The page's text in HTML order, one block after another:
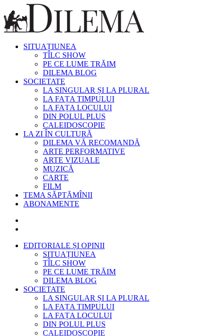
SITUAȚIUNEA
TÎLC SHOW
PE CE LUME TRĂIM
DILEMA BLOG
SOCIETATE
LA SINGULAR ȘI LA PLURAL
LA FAȚA TIMPULUI
LA FAȚA LOCULUI
DIN POLUL PLUS
CALEIDOSCOPIE
LA ZI ÎN CULTURĂ
DILEMA VĂ RECOMANDĂ
ARTE PERFORMATIVE
ARTE VIZUALE
MUZICĂ
CARTE
FILM
TEMA SĂPTĂMÎNII
ABONAMENTE
EDITORIALE ȘI OPINII
SITUAȚIUNEA
TÎLC SHOW
PE CE LUME TRĂIM
DILEMA BLOG
SOCIETATE
LA SINGULAR ȘI LA PLURAL
LA FAȚA TIMPULUI
LA FAȚA LOCULUI
DIN POLUL PLUS
CALEIDOSCOPIE